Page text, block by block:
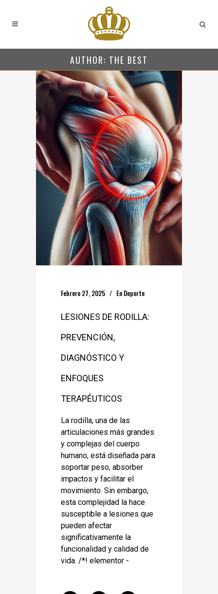
AUTHOR: THE BEST
Febrero 27, 2025 En Deporte
LESIONES DE RODILLA:
PREVENCIÓN,
DIAGNÓSTICO Y
ENFOQUES
TERAPÉUTICOS
La rodilla, una de las
articulaciones más grandes
y complejas del cuerpo
humano, está diseñada para
soportar peso, absorber
impactos y facilitar el
movimiento. Sin embargo,
esta complejidad la hace
susceptible a lesiones que
pueden afectar
significativamente la
funcionalidad y calidad de
vida. /*! elementor -